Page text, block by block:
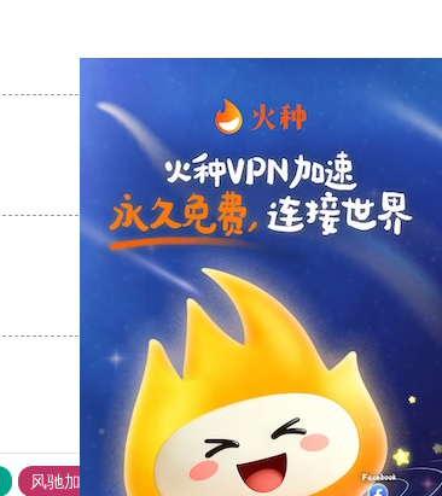
支持 [0] 反对 [0]
支持
风驰加速器 旋风加速器